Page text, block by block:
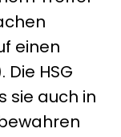
einen
HSG
sie auch in